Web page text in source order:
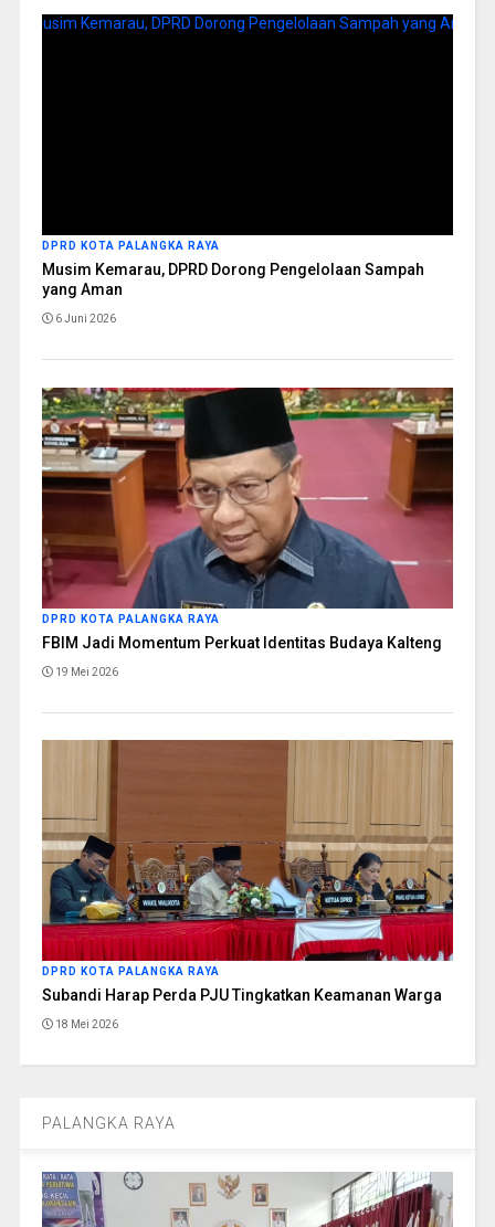
DPRD KOTA PALANGKA RAYA
Musim Kemarau, DPRD Dorong Pengelolaan Sampah
yang Aman
6 Juni 2026
DPRD KOTA PALANGKA RAYA
FBIM Jadi Momentum Perkuat Identitas Budaya Kalteng
19 Mei 2026
DPRD KOTA PALANGKA RAYA
Subandi Harap Perda PJU Tingkatkan Keamanan Warga
18 Mei 2026
PALANGKA RAYA